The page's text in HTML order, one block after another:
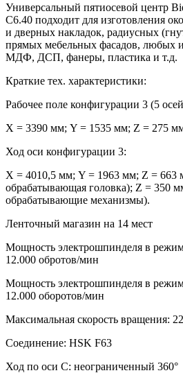
Универсальный пятиосевой центр
C6.40 подходит для изготовления
и дверных накладок, радиусных
прямых мебельных фасадов, любых
МДФ, ДСП, фанеры, пластика и т.д.
Краткие тех. характеристики:
Рабочее поле конфигурации 3 (5
X = 3390 мм; Y = 1535 мм; Z = 275
Ход оси конфигурации 3:
X = 4010,5 мм; Y = 1963 мм; Z = 663
обрабатывающая головка); Z = 350
обрабатывающие механизмы).
Ленточный магазин на 14 мест
Мощность электрошпинделя в
12.000 обротов/мин
Мощность электрошпинделя в
12.000 оборотов/мин
Максимальная скорость вращения:
Соединение: HSK F63
Ход по оси C: неограниченный 360°